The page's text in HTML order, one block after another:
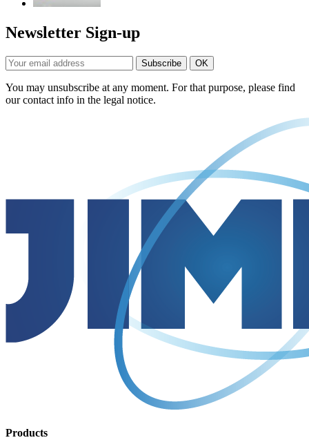
Newsletter Sign-up
You may unsubscribe at any moment. For that purpose, please find
our contact info in the legal notice.
Products